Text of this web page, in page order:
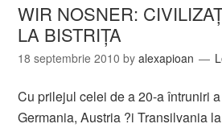
WIR NOSNER:
LA BISTRIŢA
18 septembrie 2010 byalexapioan
Cu prilejul celei de a 20-a întruniri
Germania, Austria ?i Transilvania